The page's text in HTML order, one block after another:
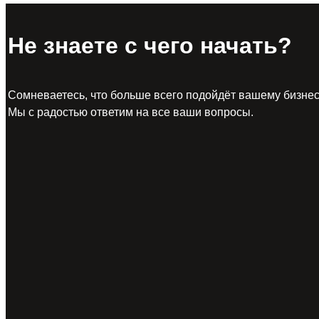
Не знаете с чего начать?
Сомневаетесь, что больше всего подойдёт вашему
Мы с радостью ответим на все ваши вопросы.